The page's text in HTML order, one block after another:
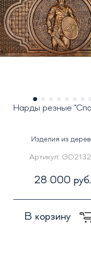
Нарды резные
Изделия из
Артикул:
28 000 руб.
В корзину